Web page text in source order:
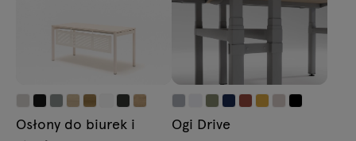
Osłony do biurek i
Ogi Drive